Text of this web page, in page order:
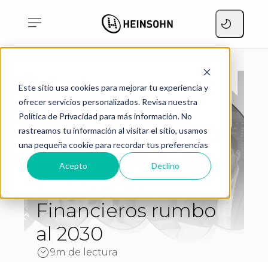
Este sitio usa cookies para mejorar tu experiencia y
ofrecer servicios personalizados. Revisa nuestra
Política de Privacidad para más información. No
rastreamos tu información al visitar el sitio, usamos
una pequeña cookie para recordar tus preferencias
Acepto Declino
Home Blog
9 Tendencias que están
redefiniendo los Servicios
Financieros rumbo al
2030
9 Tendencias que
están redefiniendo
los Servicios
Financieros rumbo
al 2030
9m de lectura